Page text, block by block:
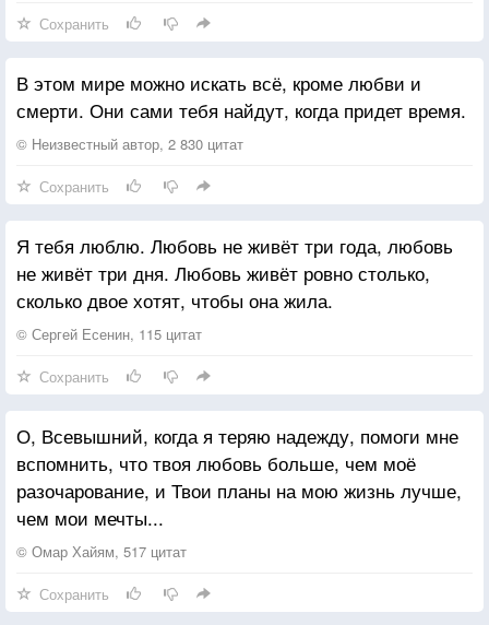
и тепло.
Зло это результат отсутствия в сердце человека
Божественной любви. Это вроде холода, который
наступает, когда нет тепла, или вроде темноты,
которая наступает, когда нет света.»
Профессор сел.
Имя студента было — Альберт Эйнштейн.
Есть то, чего глаза узреть не в силах,
Но сердце видит чётче и ясней…
Когда душа без фальши полюбила,
То разум возражает всё сильней…
Ссылается на боль, на опыт горький,
Ты видел Бога каждый день и столько,
Насколько глубока душа твоя…
У каждого из нас своя дорога…
А вера и любовь важней всего…
Я не спросил тебя: «Ты видел Бога?»
Я спрашивал, поверил ли в него…
Сохранить
В этом мире можно искать всё, кроме любви и
смерти. Они сами тебя найдут, когда придет время.
© Неизвестный автор, 2 830 цитат
Сохранить
Я тебя люблю. Любовь не живёт три года, любовь
не живёт три дня. Любовь живёт ровно столько,
сколько двое хотят, чтобы она жила.
© Сергей Есенин, 115 цитат
Сохранить
О, Всевышний, когда я теряю надежду, помоги мне
вспомнить, что твоя любовь больше, чем моё
разочарование, и Твои планы на мою жизнь лучше,
чем мои мечты...
© Омар Хайям, 517 цитат
Сохранить